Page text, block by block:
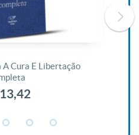
A Cura E Libertação